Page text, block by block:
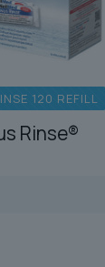
120 REFILL
Rinse®